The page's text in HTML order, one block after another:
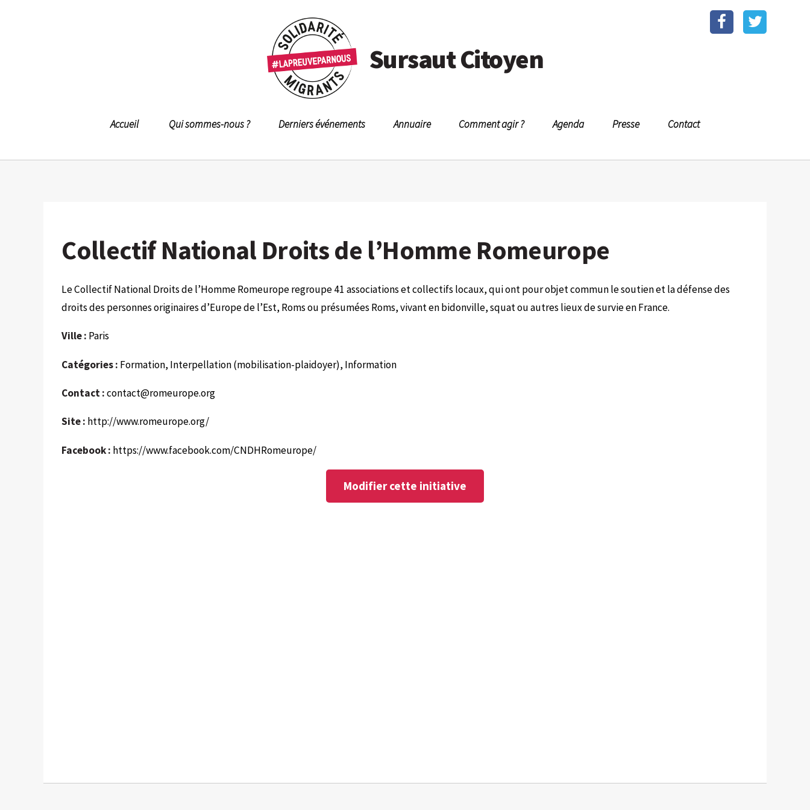
Sursaut Citoyen
Accueil Qui sommes-nous ? Derniers événements Annuaire Comment agir ? Agenda Presse Contact
Collectif National Droits de l’Homme Romeurope
Le Collectif National Droits de l’Homme Romeurope regroupe 41 associations et collectifs locaux, qui ont pour objet commun le soutien et la défense des
droits des personnes originaires d’Europe de l’Est, Roms ou présumées Roms, vivant en bidonville, squat ou autres lieux de survie en France.
Ville : Paris
Catégories : Formation, Interpellation (mobilisation-plaidoyer), Information
Contact :contact@romeurope.org
Site : http://www.romeurope.org/
Facebook : https://www.facebook.com/CNDHRomeurope/
Modifier cette initiative